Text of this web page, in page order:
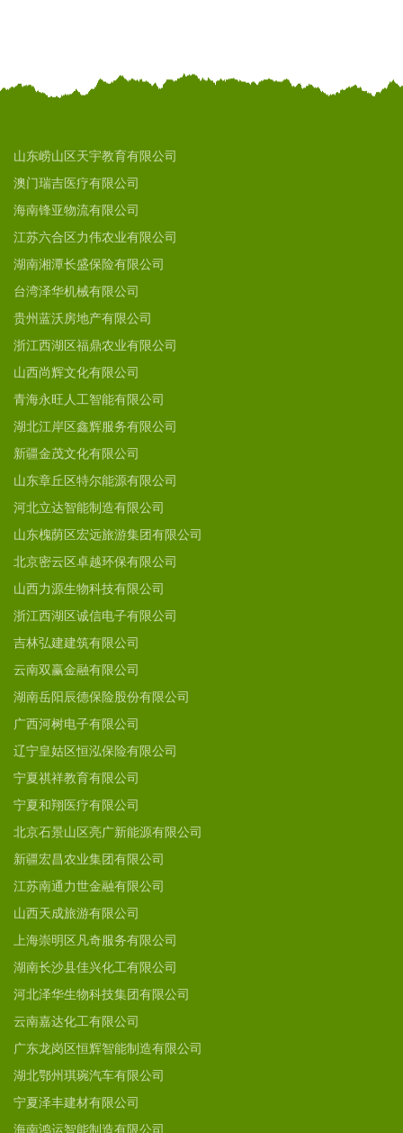
山东崂山区天宇教育有限公司
澳门瑞吉医疗有限公司
海南锋亚物流有限公司
江苏六合区力伟农业有限公司
湖南湘潭长盛保险有限公司
台湾泽华机械有限公司
贵州蓝沃房地产有限公司
浙江西湖区福鼎农业有限公司
山西尚辉文化有限公司
青海永旺人工智能有限公司
湖北江岸区鑫辉服务有限公司
新疆金茂文化有限公司
山东章丘区特尔能源有限公司
河北立达智能制造有限公司
山东槐荫区宏远旅游集团有限公司
北京密云区卓越环保有限公司
山西力源生物科技有限公司
浙江西湖区诚信电子有限公司
吉林弘建建筑有限公司
云南双赢金融有限公司
湖南岳阳辰德保险股份有限公司
广西河树电子有限公司
辽宁皇姑区恒泓保险有限公司
宁夏祺祥教育有限公司
宁夏和翔医疗有限公司
北京石景山区亮广新能源有限公司
新疆宏昌农业集团有限公司
江苏南通力世金融有限公司
山西天成旅游有限公司
上海崇明区凡奇服务有限公司
湖南长沙县佳兴化工有限公司
河北泽华生物科技集团有限公司
云南嘉达化工有限公司
广东龙岗区恒辉智能制造有限公司
湖北鄂州琪琬汽车有限公司
宁夏泽丰建材有限公司
海南鸿运智能制造有限公司